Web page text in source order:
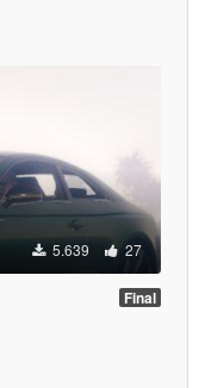
5.639 27
Final